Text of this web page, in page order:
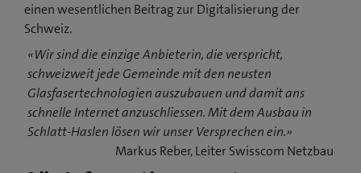
einen wesentlichen Beitrag zur Digitalisierung der
Schweiz.
«Wir sind die einzige Anbieterin, die verspricht,
schweizweit jede Gemeinde mit den neusten
Glasfasertechnologien auszubauen und damit ans
schnelle Internet anzuschliessen. Mit dem Ausbau in
Schlatt-Haslen lösen wir unser Versprechen ein.»
Markus Reber, Leiter Swisscom Netzbau